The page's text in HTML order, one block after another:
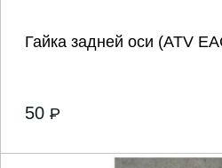
Гайка задней оси (ATV
50 P